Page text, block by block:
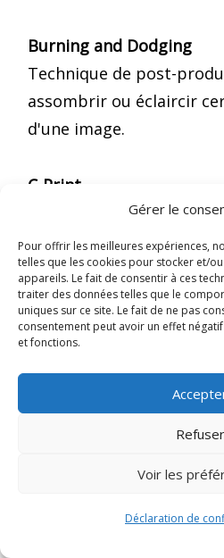
Gérer le
Pour offrir les meilleures expériences,
telles que les cookies pour stocker et/
appareils. Le fait de consentir à ces
traiter des données telles que le
uniques sur ce site. Le fait de ne pas
consentement peut avoir un effet
et fonctions.
Refuser
Voir les
Déclaration de
Burning and Dodging
Technique de post-
assombrir ou éclaircir
d'une image.
C-Print
Également connu sous
chromogène, le C-print
développement
argentique. Cela
d'impressions sur
négatif couleur en
Kodak largement adopté.